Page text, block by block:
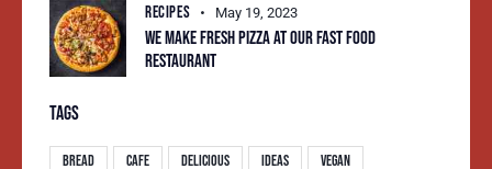
RECIPES May 19, 2023
WE MAKE FRESH PIZZA AT OUR FAST FOOD
RESTAURANT
TAGS
Bread Cafe Delicious Ideas Vegan